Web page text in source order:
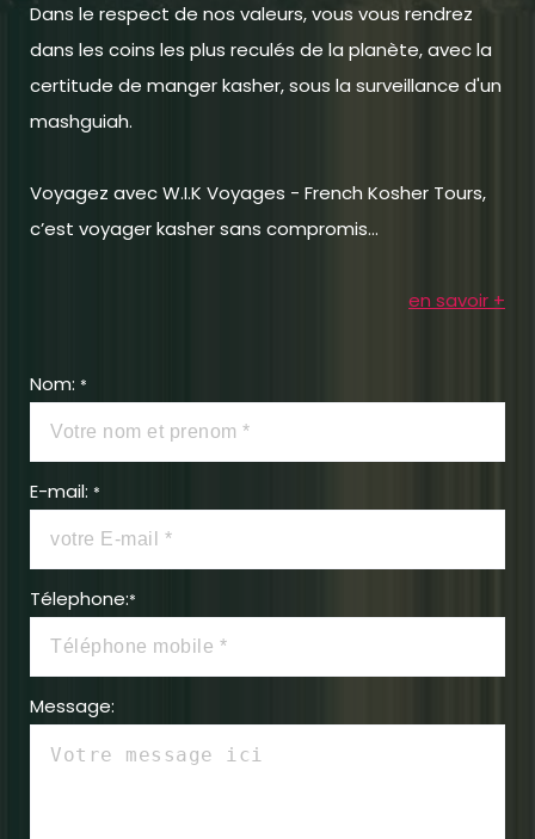
Dans le respect de nos valeurs, vous vous rendrez
dans les coins les plus reculés de la planète, avec la
certitude de manger kasher, sous la surveillance d'un
mashguiah.
Voyagez avec W.I.K Voyages - French Kosher Tours,
c’est voyager kasher sans compromis...
en savoir +
Nom: *
E-mail: *
Télephone:*
Message: